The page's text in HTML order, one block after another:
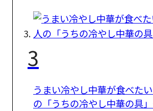
3
うまい冷やし中華が食べた
の「うちの冷やし中華の具